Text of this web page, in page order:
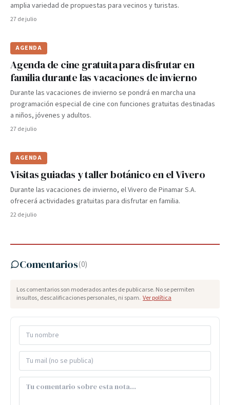
amplia variedad de propuestas para vecinos y turistas.
27 de julio
AGENDA
Agenda de cine gratuita para disfrutar en
familia durante las vacaciones de invierno
Durante las vacaciones de invierno se pondrá en marcha una
programación especial de cine con funciones gratuitas destinadas
a niños, jóvenes y adultos.
27 de julio
AGENDA
Visitas guiadas y taller botánico en el Vivero
Durante las vacaciones de invierno, el Vivero de Pinamar S.A.
ofrecerá actividades gratuitas para disfrutar en familia.
22 de julio
Comentarios(0)
Los comentarios son moderados antes de publicarse. No se permiten
insultos, descalificaciones personales, ni spam. Ver política